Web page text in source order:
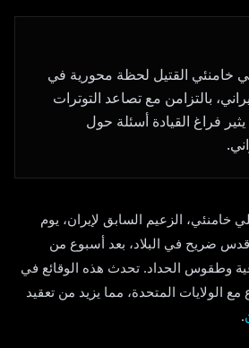
خامنئي القتيل لحظة محورية في
بالتزامن مع تصاعد التوترات
فراغ القيادة أسئلة حول
خامنئي، الزعيم السابق لإيران، يوم
ضريح في البلاد، بعد أسبوع من
وطقوس الحداد. تحدث هذه الوقائع في
الولايات المتحدة، مما يزيد من تعقيد
.